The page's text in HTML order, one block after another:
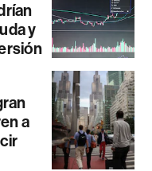
y
a